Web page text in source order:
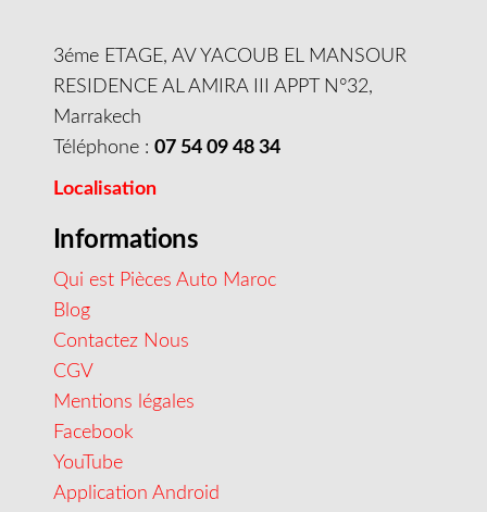
3éme ETAGE, AV YACOUB EL MANSOUR
RESIDENCE AL AMIRA III APPT N°32,
Marrakech
Téléphone : 07 54 09 48 34
Localisation
Informations
Qui est Pièces Auto Maroc
Blog
Contactez Nous
CGV
Mentions légales
Facebook
YouTube
Application Android